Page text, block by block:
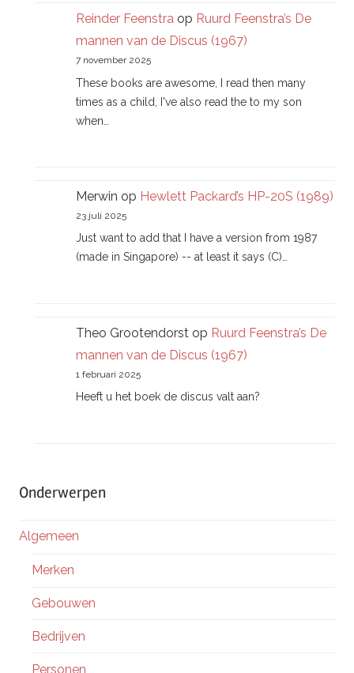
Reinder Feenstra op Ruurd Feenstra’s De
mannen van de Discus (1967)
7 november 2025
These books are awesome, I read then many
times as a child, I've also read the to my son
when…
Merwin op Hewlett Packard’s HP-20S (1989)
23 juli 2025
Just want to add that I have a version from 1987
(made in Singapore) -- at least it says (C)…
Theo Grootendorst op Ruurd Feenstra’s De
mannen van de Discus (1967)
1 februari 2025
Heeft u het boek de discus valt aan?
Onderwerpen
Algemeen
Merken
Gebouwen
Bedrijven
Personen